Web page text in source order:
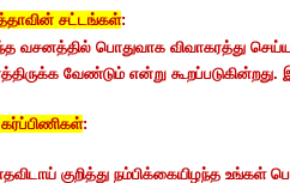
சட்டங்கள்:
வசனத்தில் பொதுவாக விவாகரத்து
வேண்டும் என்று கூறப்படுகின்றது.
கர்ப்பிணிகள்:
குறித்து நம்பிக்கையிழந்த